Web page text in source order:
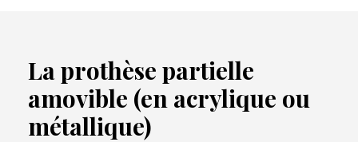
La prothèse partielle
amovible (en acrylique ou
métallique)